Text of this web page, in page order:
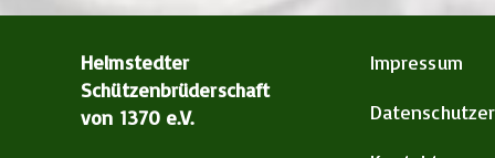
Helmstedter
Schützenbrüderschaft
von 1370 e.V.
Impressum